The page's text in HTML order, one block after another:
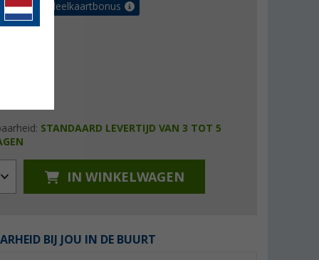
de voordeelkaartbonus
STANDAARD LEVERTIJD VAN 3 TOT 5
IN WINKELWAGEN
BIJ JOU IN DE BUURT